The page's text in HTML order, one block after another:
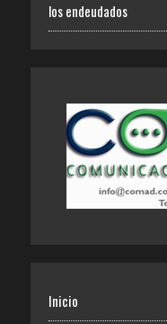
los endeudados
Inicio